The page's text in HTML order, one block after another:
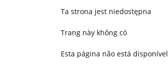
Ta strona jest niedostępna
Trang này không có
Esta página não está disponível